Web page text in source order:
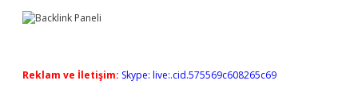
Reklam ve İletişim: Skype: live:.cid.575569c608265c69